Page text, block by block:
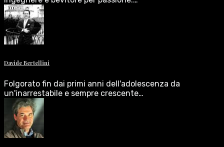
Davide Bertellini
Folgorato fin dai primi anni dell'adolescenza da
un'inarrestabile e sempre crescente…